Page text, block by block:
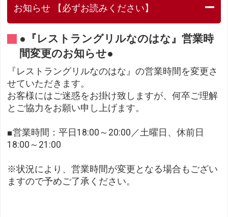
お知らせ 【必ずお読みください】
●『レストラングリルなのはな』営業時
間変更のお知らせ●
『レストラングリルなのはな』の営業時間を変更さ
せていただきます。
お客様にはご迷惑をお掛け致しますが、何卒ご理解
とご協力をお願い申し上げます。
■営業時間：平日18:00～20:00／土曜日、休前日
18:00～21:00
※状況により、営業時間が変更となる場合もござい
ますので予めご了承ください。